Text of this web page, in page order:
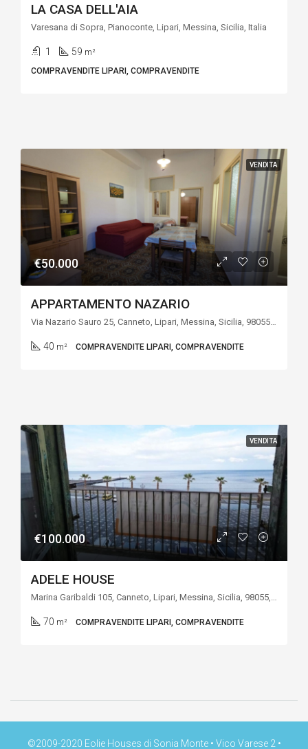
LA CASA DELL'AIA
Varesana di Sopra, Pianoconte, Lipari, Messina, Sicilia, Italia
1 59 m²
COMPRAVENDITE LIPARI, COMPRAVENDITE
VENDITA
€50.000
APPARTAMENTO NAZARIO
40 m² COMPRAVENDITE LIPARI, COMPRAVENDITE
VENDITA
€100.000
ADELE HOUSE
Marina Garibaldi 105, Canneto, Lipari, Messina, Sicilia, 98055, Italia
70 m² COMPRAVENDITE LIPARI, COMPRAVENDITE
©2009-2020 Eolie Houses di Sonia Monte • Vico Varese 2 •